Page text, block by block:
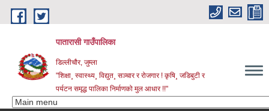
Skip to main content
पातारासी गाउँपालिका
डिल्लीचौर, जुम्ला
"शिक्षा¸ स्वास्थ्य¸ विद्युत¸ सञ्चार र रोजगार ! कृषि¸ जडिबुटी र
पर्यटन समृद्ध पालिका निर्माणको मुल आधार !!"